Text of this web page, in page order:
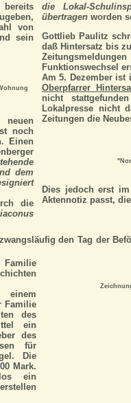
bereits
von
sein
noch
Einen
dem
die
die Lokal-
übertragen worden
Gottlieb Paulitz
daß Hintersatz bis
Funktionswechsel
Am 5. Dezember ist
Oberpfarrer
nicht
Lokalpresse nicht
Zeitungen die
Dies jedoch erst
Aktennotiz passt,
den Tag der
Familie
einem
Familie
des
ein
des
für
Die
Mark.
ein